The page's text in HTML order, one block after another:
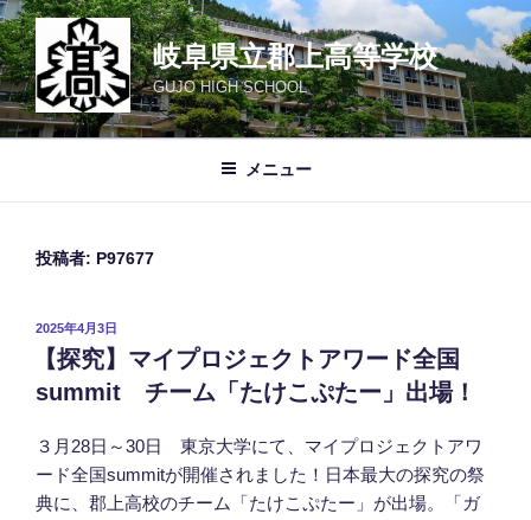
コ
ン
テ
ン
ツ
岐阜県立郡上高等学校
GUJO HIGH SCHOOL
メニュー
投稿者: P97677
投
日:
2025年4月3日
【探究】マイプロジェクトアワード全国
summit チーム「たけこぷたー」出場！
３月28日～30日 東京大学にて、マイプロジェクトアワ
ード全国summitが開催されました！日本最大の探究の祭
典に、郡上高校のチーム「たけこぷたー」が出場。「ガ